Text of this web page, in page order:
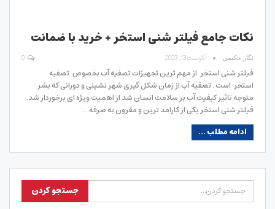
نکات جامع فیلتر شنی استخر + خرید با ضمانت
نگار حکیمی آگوست 13, 2023
فیلتر شنی استخر از مهم ترین تجهیزات تصفیه آب بخصوص تصفیه
استخر است . تصفیه آب از زمان شکل گیری شهر نشینی و دورانی که بشر
متوجه تاثیر کیفیت آب بر سلامت انسان شد از اهمیت ویژه ای برخوردار شد.
فیلتر شنی استخر یکی از کارامد ترین و مقرون به صرفه…
ادامه مطلب ...